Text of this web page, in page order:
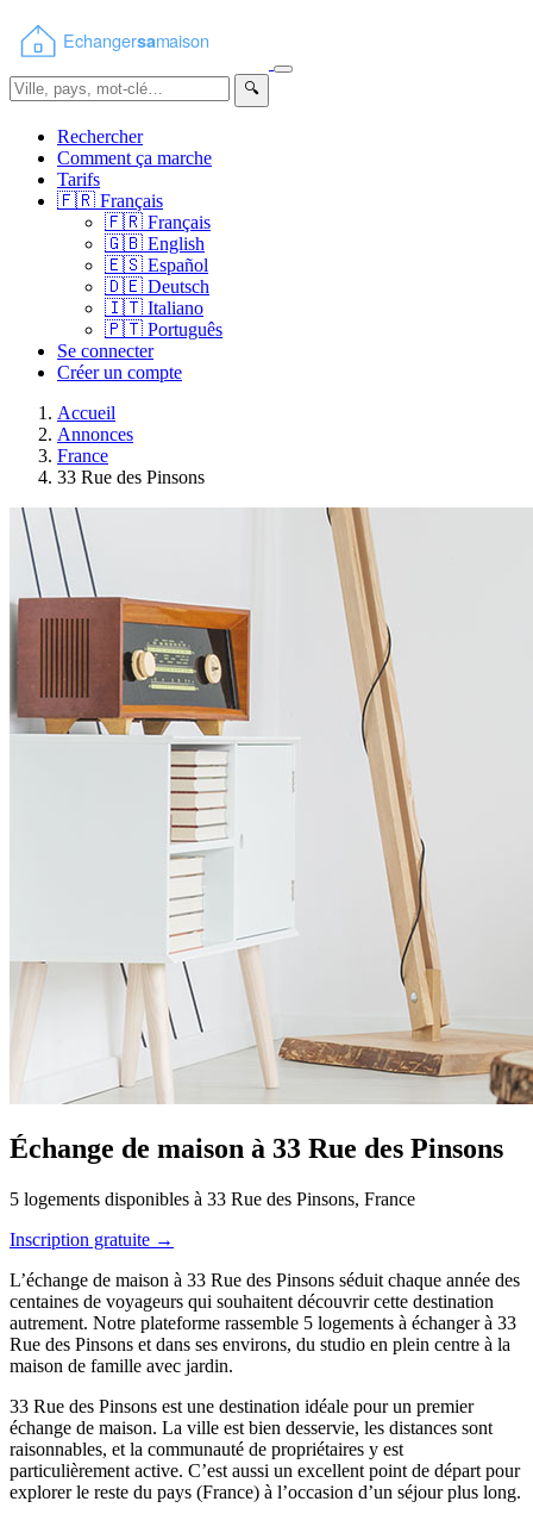
🔍
Rechercher
Comment ça marche
Tarifs
🇫🇷 Français
🇫🇷 Français
🇬🇧 English
🇪🇸 Español
🇩🇪 Deutsch
🇮🇹 Italiano
🇵🇹 Português
Se connecter
Créer un compte
Accueil
Annonces
France
33 Rue des Pinsons
Échange de maison à 33 Rue des Pinsons
5 logements disponibles à 33 Rue des Pinsons, France
Inscription gratuite →
L’échange de maison à 33 Rue des Pinsons séduit chaque année des
centaines de voyageurs qui souhaitent découvrir cette destination
autrement. Notre plateforme rassemble 5 logements à échanger à 33
Rue des Pinsons et dans ses environs, du studio en plein centre à la
maison de famille avec jardin.
33 Rue des Pinsons est une destination idéale pour un premier
échange de maison. La ville est bien desservie, les distances sont
raisonnables, et la communauté de propriétaires y est
particulièrement active. C’est aussi un excellent point de départ pour
explorer le reste du pays (France) à l’occasion d’un séjour plus long.